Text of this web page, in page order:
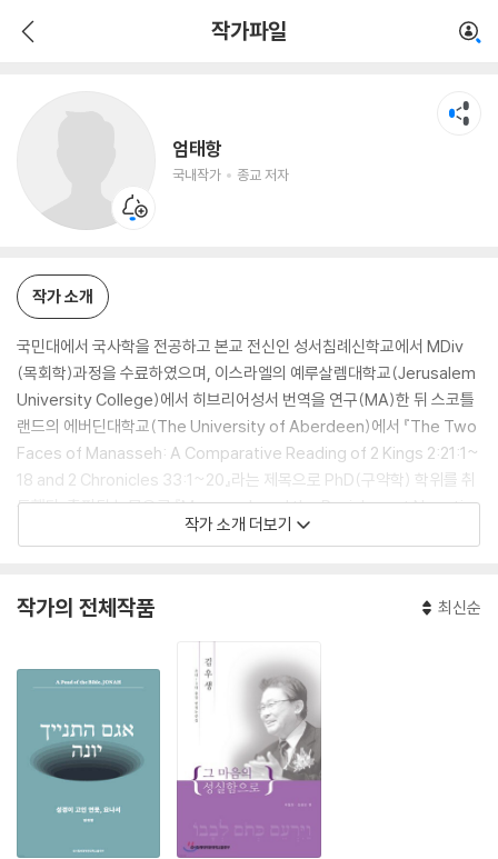
작가파일
엄태항
국내작가 종교 저자
작가 소개
국민대에서 국사학을 전공하고 본교 전신인 성서침례신학교에서 MDiv
(목회학)과정을 수료하였으며, 이스라엘의 예루살렘대학교(Jerusalem
University College)에서 히브리어성서 번역을 연구(MA)한 뒤 스코틀
랜드의 에버딘대학교(The University of Aberdeen)에서 『The Two
Faces of Manasseh: A Comparative Reading of 2 Kings 2:21:1~
18 and 2 Chronicles 33:1~20』라는 제목으로 PhD(구약학) 학위를 취
득했다. 출판된 논문으로 『Manasseh and the Punishment Narrativ
e, Tyndale Bulletin, 61/2 (2010)』 등이 있으며, 저서로 『역사와 파편 I:
작가 소개 더보기
작가의 전체작품 최신순